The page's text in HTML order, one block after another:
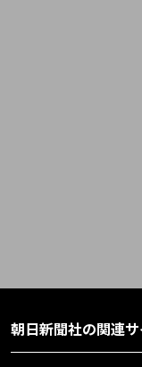
朝日新聞社の関連サ